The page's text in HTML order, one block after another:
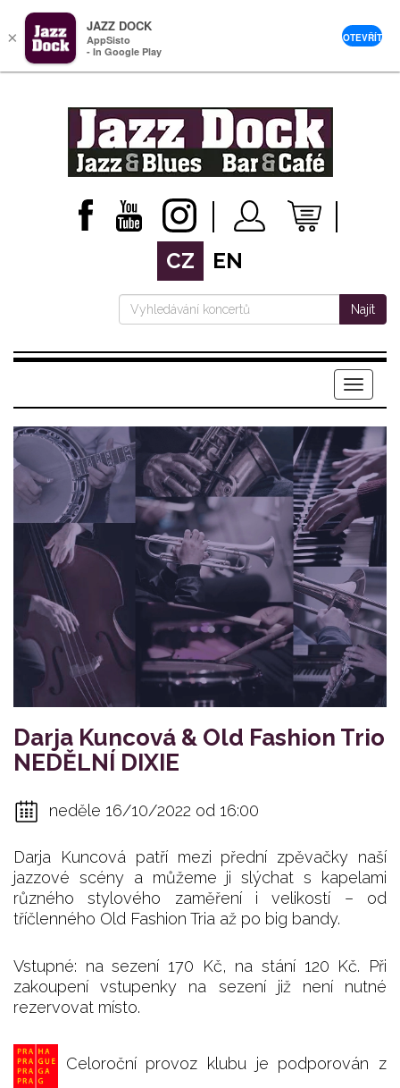
CZ EN
Najít
Menu
Darja Kuncová & Old Fashion Trio
NEDĚLNÍ DIXIE
neděle 16/10/2022 od 16:00
Darja Kuncová patří mezi přední zpěvačky naší
jazzové scény a můžeme ji slýchat s kapelami
různého stylového zaměření i velikostí – od
tříčlenného Old Fashion Tria až po big bandy.
Vstupné: na sezení 170 Kč, na stání 120 Kč. Při
zakoupení vstupenky na sezení již není nutné
rezervovat místo.
Celoroční provoz klubu je podporován z
×
JAZZ DOCK
AppSisto
- In Google Play
OTEVŘÍT